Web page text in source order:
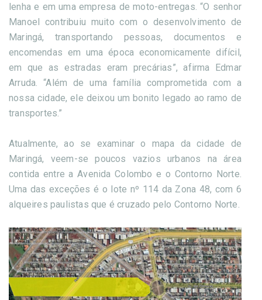
lenha e em uma empresa de moto-entregas. “O senhor
Manoel contribuiu muito com o desenvolvimento de
Maringá, transportando pessoas, documentos e
encomendas em uma época economicamente difícil,
em que as estradas eram precárias”, afirma Edmar
Arruda. “Além de uma família comprometida com a
nossa cidade, ele deixou um bonito legado ao ramo de
transportes.”
Atualmente, ao se examinar o mapa da cidade de
Maringá, veem-se poucos vazios urbanos na área
contida entre a Avenida Colombo e o Contorno Norte.
Uma das exceções é o lote nº 114 da Zona 48, com 6
alqueires paulistas que é cruzado pelo Contorno Norte.